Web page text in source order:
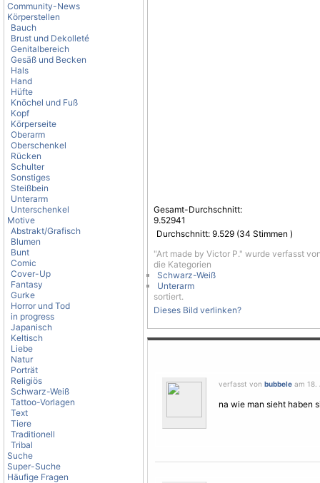
Community-News
Körperstellen
Bauch
Brust und Dekolleté
Genitalbereich
Gesäß und Becken
Hals
Hand
Hüfte
Knöchel und Fuß
Kopf
Körperseite
Oberarm
Oberschenkel
Rücken
Schulter
Sonstiges
Steißbein
Unterarm
Unterschenkel
Motive
Abstrakt/Grafisch
Blumen
Bunt
Comic
Cover-Up
Fantasy
Gurke
Horror und Tod
in progress
Japanisch
Keltisch
Liebe
Natur
Porträt
Religiös
Schwarz-Weiß
Tattoo-Vorlagen
Text
Tiere
Traditionell
Tribal
Suche
Super-Suche
Häufige Fragen
Gesamt-Durchschnitt:
9.52941
Durchschnitt: 9.529 (34 Stimmen )
"Art made by Victor P." wurde verfasst
die Kategorien
Schwarz-Weiß
Unterarm
sortiert.
Dieses Bild verlinken?
verfasst von bubbele am 18.
na wie man sieht haben